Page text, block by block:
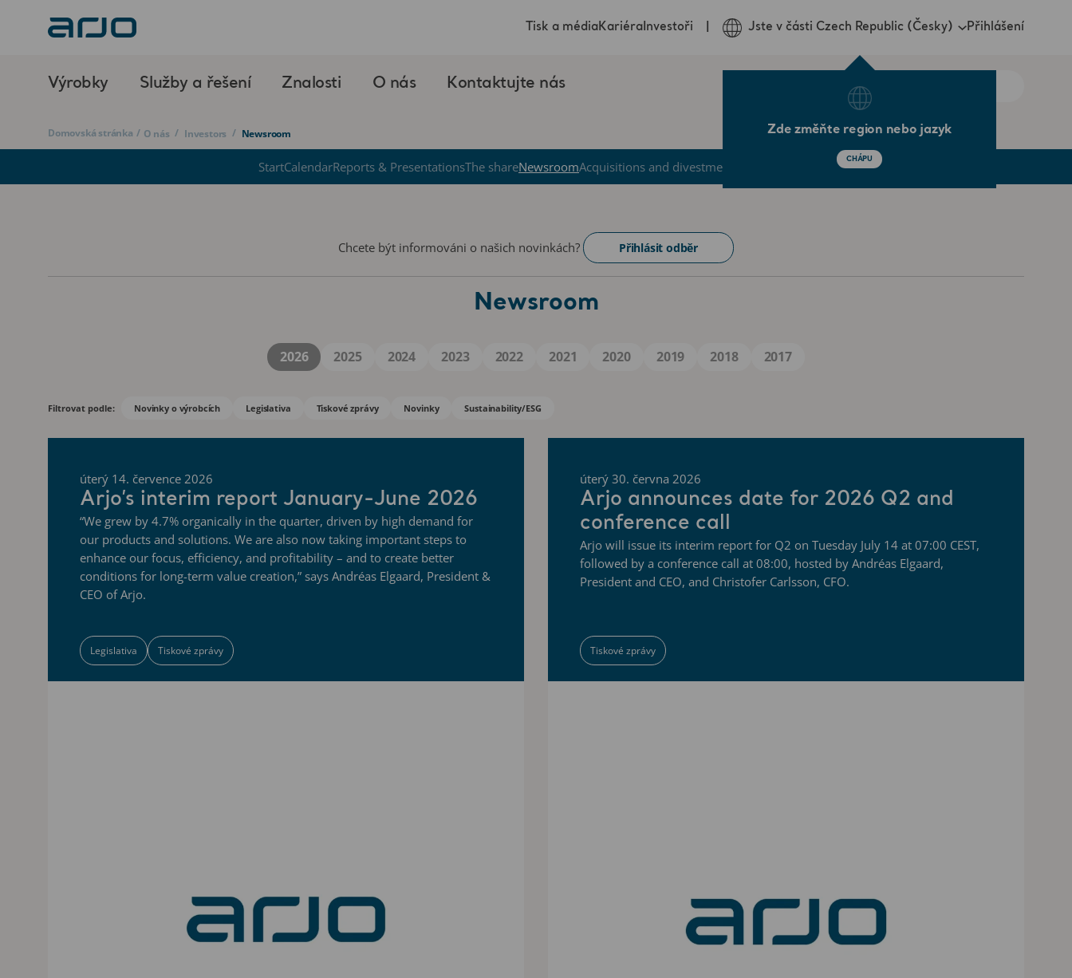
Výrobky Služby a řešení Znalosti O nás Kontaktujte nás
Tisk a médiaKariéraInvestoři Jste v části Czech Republic (Česky)
Zde změňte region nebo jazyk
CHÁPU
Přihlášení
Domovská stránka / O nás / Investors / Newsroom
StartCalendarReports & PresentationsThe shareNewsroomAcquisitions and divestments
Chcete být informováni o našich novinkách? Přihlásit odběr
Newsroom
2026 2025 2024 2023 2022 2021 2020 2019 2018 2017
Filtrovat podle: Novinky o výrobcích Legislativa Tiskové zprávy Novinky Sustainability/ESG
úterý 14. července 2026
Arjo’s interim report January-June 2026
“We grew by 4.7% organically in the quarter, driven by high demand for
our products and solutions. We are also now taking important steps to
enhance our focus, efficiency, and profitability – and to create better
conditions for long-term value creation,” says Andréas Elgaard, President &
CEO of Arjo.
Legislativa Tiskové zprávy
úterý 30. června 2026
Arjo announces date for 2026 Q2 and
conference call
Arjo will issue its interim report for Q2 on Tuesday July 14 at 07:00 CEST,
followed by a conference call at 08:00, hosted by Andréas Elgaard,
President and CEO, and Christofer Carlsson, CFO.
Tiskové zprávy